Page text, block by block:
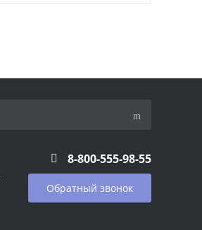
8-800-555-98-55
Обратный звонок